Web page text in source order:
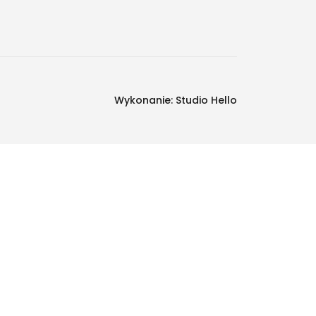
Wykonanie: Studio Hello